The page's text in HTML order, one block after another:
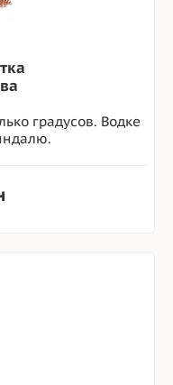
градусов. Водке